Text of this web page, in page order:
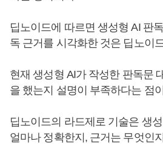
딥노이드에 따르면 생성형 AI 판
독 근거를 시각화한 것은 딥노이
현재 생성형 AI가 작성한 판독문
을 했는지 설명이 부족하다는 점
딥노이드의 라드제로 기술은 생
얼마나 정확한지, 근거는 무엇인